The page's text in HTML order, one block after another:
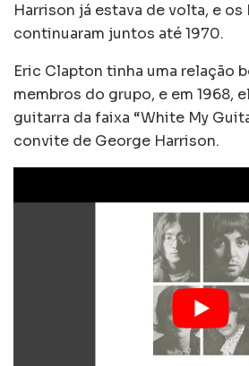
Harrison já estava de volta, e os
continuaram juntos até 1970.
Eric Clapton tinha uma relação
membros do grupo, e em 1968,
guitarra da faixa “White My
convite de George Harrison.